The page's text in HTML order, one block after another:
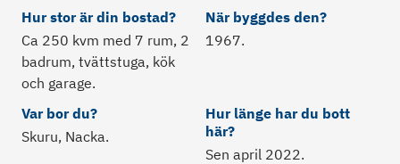
Hur stor är din bostad?
Ca 250 kvm med 7 rum, 2
badrum, tvättstuga, kök
och garage.
När byggdes den?
1967.
Var bor du?
Skuru, Nacka.
Hur länge har du bott
här?
Sen april 2022.